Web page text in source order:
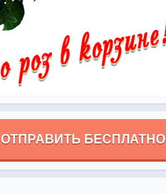
ОТПРАВИТЬ БЕСПЛАТНО